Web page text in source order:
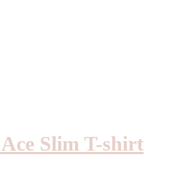
Slim T-shirt